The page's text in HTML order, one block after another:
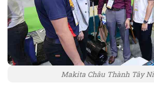
Makita Châu Thành Tây